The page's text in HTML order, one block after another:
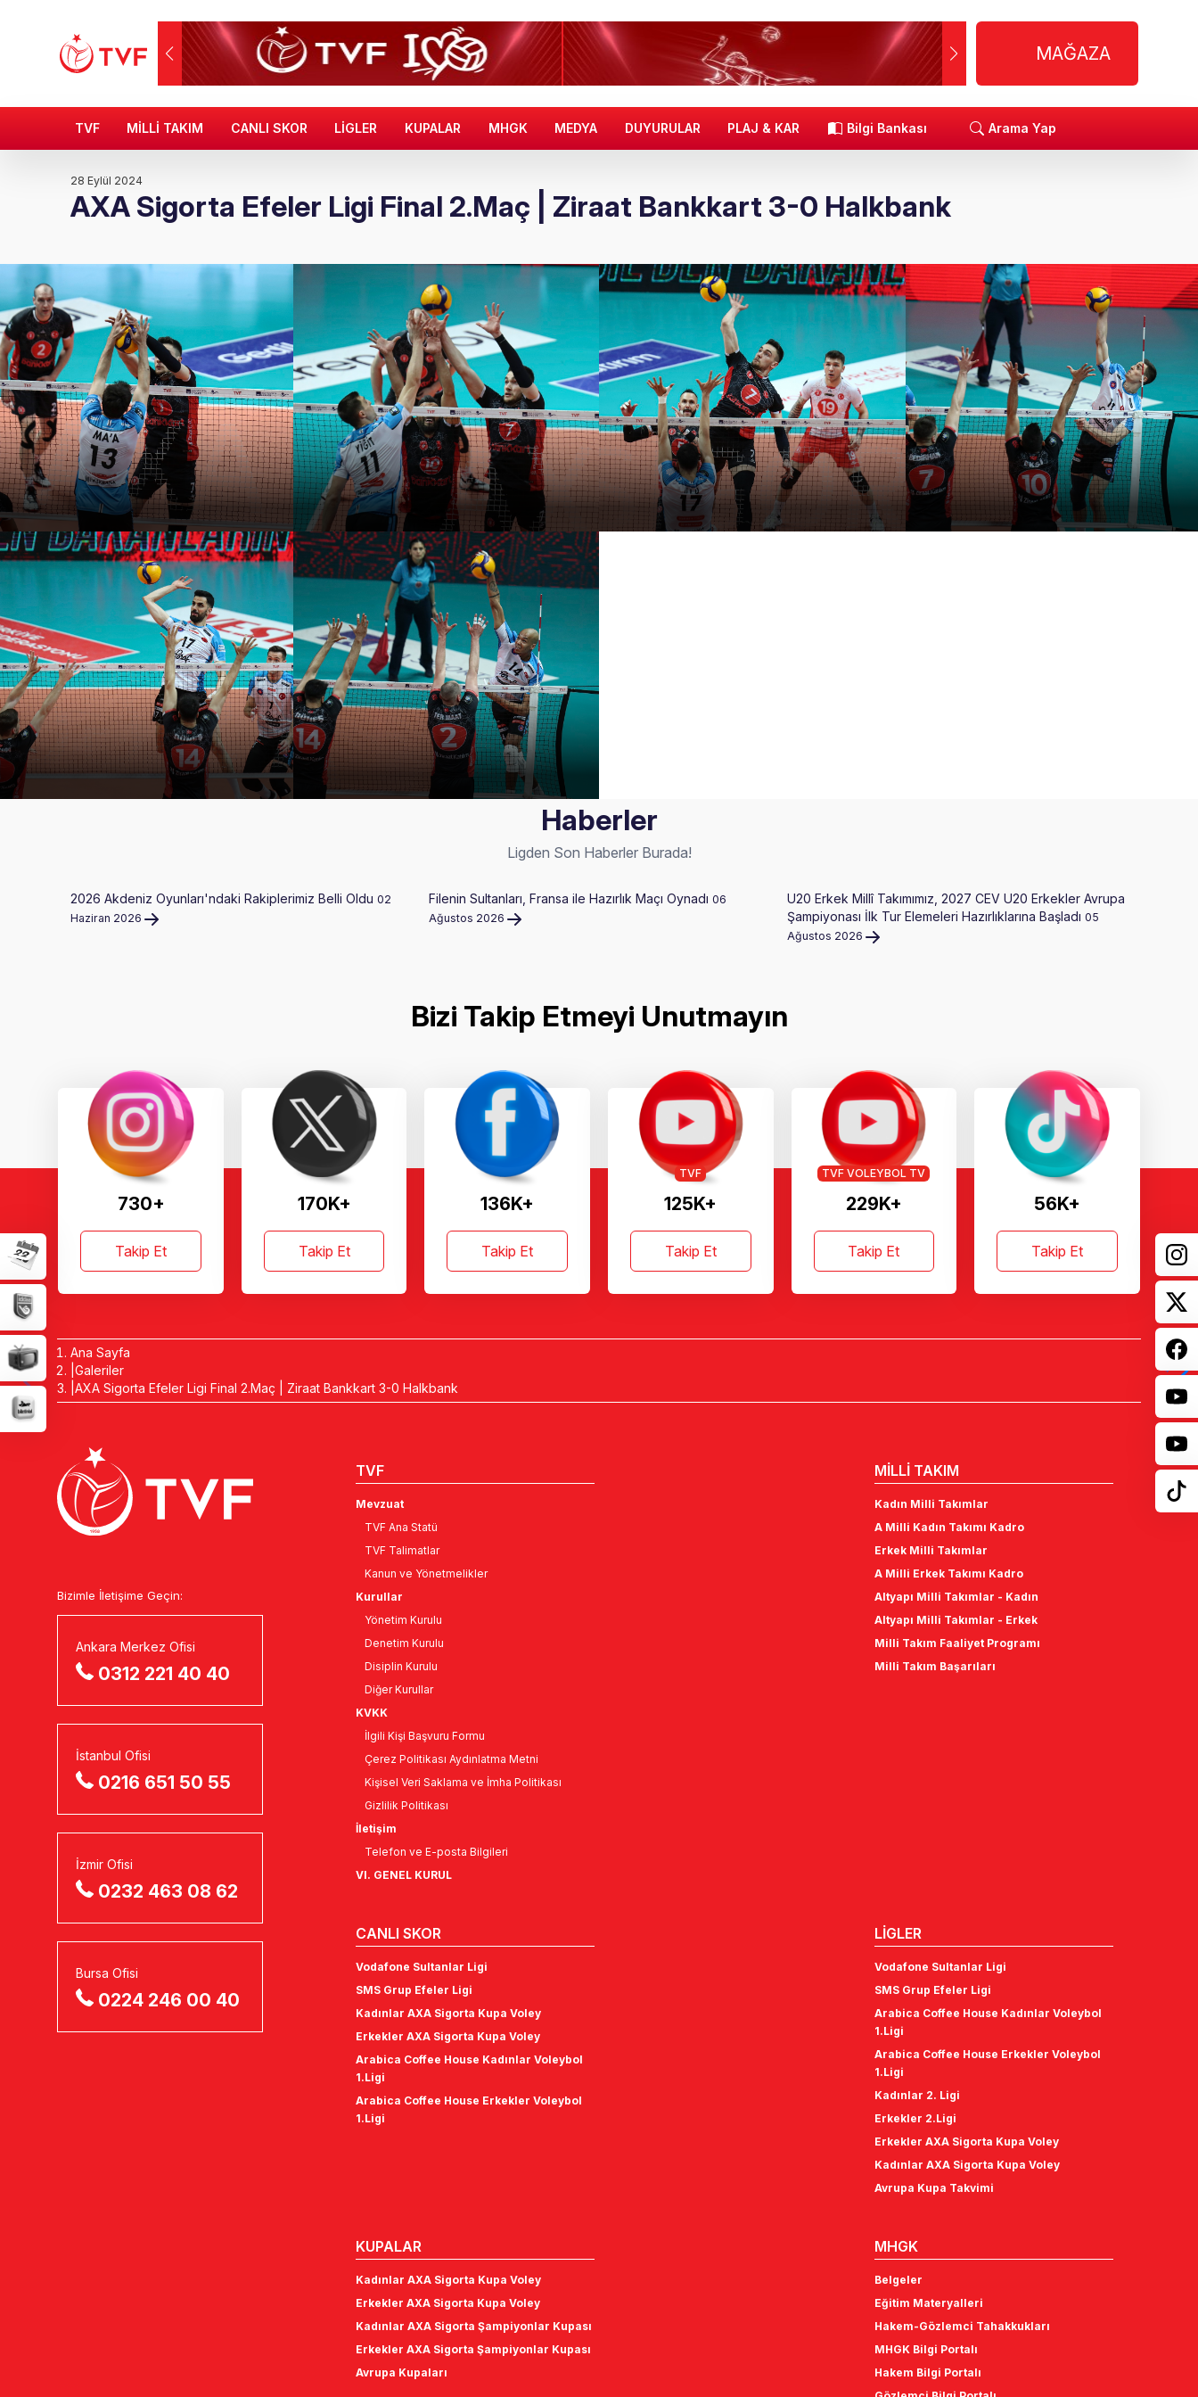
MAĞAZA
TVF MİLLİ TAKIM CANLI SKOR LİGLER KUPALAR MHGK MEDYA DUYURULAR PLAJ & KAR Bilgi Bankası Arama Yap
28 Eylül 2024
AXA Sigorta Efeler Ligi Final 2.Maç | Ziraat Bankkart 3-0 Halkbank
Haberler
Ligden Son Haberler Burada!
2026 Akdeniz Oyunları'ndaki Rakiplerimiz Belli Oldu 02
Haziran 2026
Filenin Sultanları, Fransa ile Hazırlık Maçı Oynadı 06
Ağustos 2026
U20 Erkek Millî Takımımız, 2027 CEV U20 Erkekler Avrupa
Şampiyonası İlk Tur Elemeleri Hazırlıklarına Başladı 05
Ağustos 2026
Bizi Takip Etmeyi Unutmayın
730+
Takip Et
170K+
Takip Et
136K+
Takip Et
125K+
TVF
Takip Et
229K+
TVF VOLEYBOL TV
Takip Et
56K+
Takip Et
Ana Sayfa
Galeriler
AXA Sigorta Efeler Ligi Final 2.Maç | Ziraat Bankkart 3-0 Halkbank
Bizimle İletişime Geçin:
Ankara Merkez Ofisi
0312 221 40 40
İstanbul Ofisi
0216 651 50 55
İzmir Ofisi
0232 463 08 62
Bursa Ofisi
0224 246 00 40
TVF
Mevzuat
TVF Ana Statü
TVF Talimatlar
Kanun ve Yönetmelikler
Kurullar
Yönetim Kurulu
Denetim Kurulu
Disiplin Kurulu
Diğer Kurullar
KVKK
İlgili Kişi Başvuru Formu
Çerez Politikası Aydınlatma Metni
Kişisel Veri Saklama ve İmha Politikası
Gizlilik Politikası
İletişim
Telefon ve E-posta Bilgileri
VI. GENEL KURUL
MİLLİ TAKIM
Kadın Milli Takımlar
A Milli Kadın Takımı Kadro
Erkek Milli Takımlar
A Milli Erkek Takımı Kadro
Altyapı Milli Takımlar - Kadın
Altyapı Milli Takımlar - Erkek
Milli Takım Faaliyet Programı
Milli Takım Başarıları
CANLI SKOR
Vodafone Sultanlar Ligi
SMS Grup Efeler Ligi
Kadınlar AXA Sigorta Kupa Voley
Erkekler AXA Sigorta Kupa Voley
Arabica Coffee House Kadınlar Voleybol
1.Ligi
Arabica Coffee House Erkekler Voleybol
1.Ligi
LİGLER
Vodafone Sultanlar Ligi
SMS Grup Efeler Ligi
Arabica Coffee House Kadınlar Voleybol
1.Ligi
Arabica Coffee House Erkekler Voleybol
1.Ligi
Kadınlar 2. Ligi
Erkekler 2.Ligi
Erkekler AXA Sigorta Kupa Voley
Kadınlar AXA Sigorta Kupa Voley
Avrupa Kupa Takvimi
KUPALAR
Kadınlar AXA Sigorta Kupa Voley
Erkekler AXA Sigorta Kupa Voley
Kadınlar AXA Sigorta Şampiyonlar Kupası
Erkekler AXA Sigorta Şampiyonlar Kupası
Avrupa Kupaları
MHGK
Belgeler
Eğitim Materyalleri
Hakem-Gözlemci Tahakkukları
MHGK Bilgi Portalı
Hakem Bilgi Portalı